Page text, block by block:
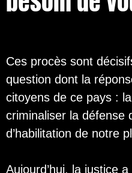
Ces procès sont
question dont la
citoyens de ce pays :
criminaliser la défense
d’habilitation de notre
Aujourd’hui, la justice